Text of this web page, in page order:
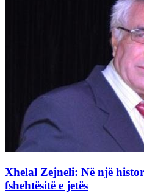
Xhelal Zejneli: Në një
fshehtësitë e jetës